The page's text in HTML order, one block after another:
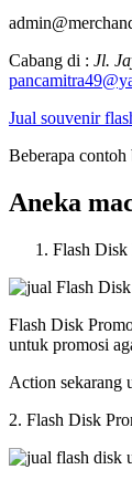
Cabang di : Jl.
Jual souvenir
Beberapa
Aneka
Flash
Flash Disk
untuk promosi
Action sekarang
2. Flash Disk